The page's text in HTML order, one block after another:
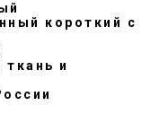
короткий с
и